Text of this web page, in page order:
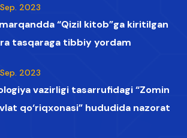
2023
“Qizil kitob”ga kiritilgan
tasqaraga tibbiy yordam
2023
vazirligi tasarrufidagi “Zomin
qo‘riqxonasi” hududida nazorat